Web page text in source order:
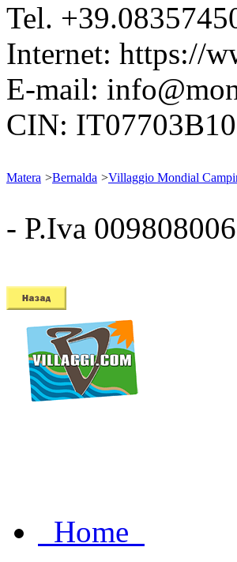
Tel.
Internet: https://
E-mail:
CIN:
Matera >Bernalda >Villaggio Mondial
- P.Iva
Home